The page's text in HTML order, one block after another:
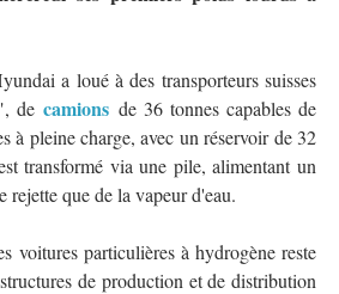
a loué à des transporteurs suisses
decamions de 36 tonnes capables de
à pleine charge, avec un réservoir de 32
transformé via une pile, alimentant un
rejette que de la vapeur d'eau.
voitures particulières à hydrogène reste
de production et de distribution